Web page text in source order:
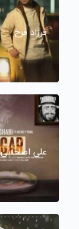
فرزاد فرخ
علی اصحابی